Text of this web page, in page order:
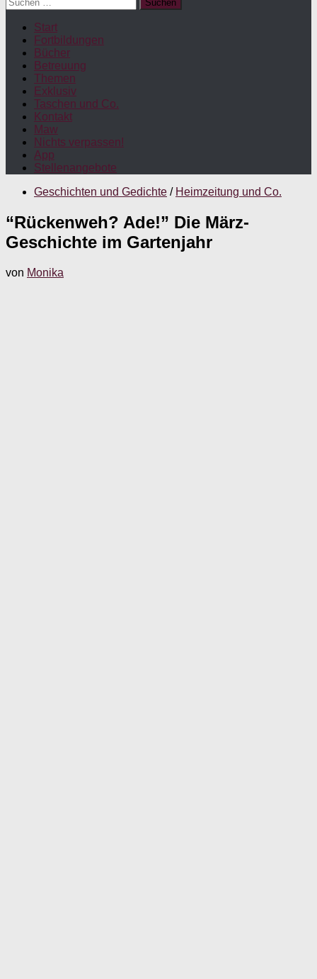
nach:
Start
Fortbildungen
Bücher
Betreuung
Themen
Exklusiv
Taschen und Co.
Kontakt
Maw
Nichts verpassen!
App
Stellenangebote
Geschichten und Gedichte / Heimzeitung und Co.
“Rückenweh? Ade!” Die März-
Geschichte im Gartenjahr
von Monika